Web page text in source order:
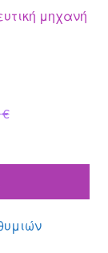
μηχανή
€Original